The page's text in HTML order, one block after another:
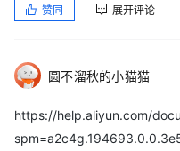
赞同 展开评论
圆不溜秋的小猫猫
https://help.aliyun.com/